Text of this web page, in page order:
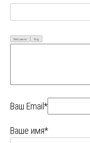
Визуально Код
Ваш Email*
Ваше имя*